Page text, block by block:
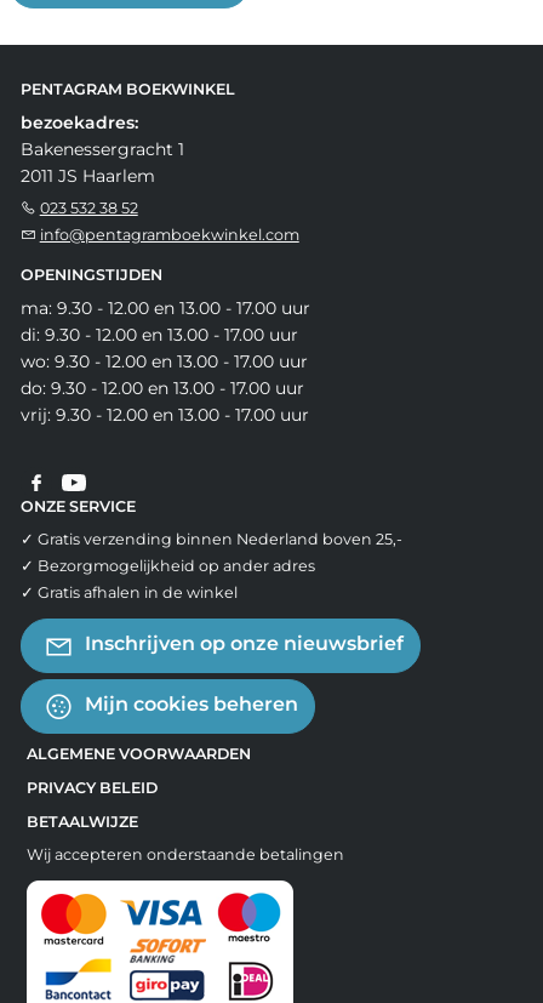
PENTAGRAM BOEKWINKEL
bezoekadres:
Bakenessergracht 1
2011 JS Haarlem
023 532 38 52
info@pentagramboekwinkel.com
OPENINGSTIJDEN
ma: 9.30 - 12.00 en 13.00 - 17.00 uur
di: 9.30 - 12.00 en 13.00 - 17.00 uur
wo: 9.30 - 12.00 en 13.00 - 17.00 uur
do: 9.30 - 12.00 en 13.00 - 17.00 uur
vrij: 9.30 - 12.00 en 13.00 - 17.00 uur
ONZE SERVICE
✓ Gratis verzending binnen Nederland boven 25,-
✓ Bezorgmogelijkheid op ander adres
✓ Gratis afhalen in de winkel
Inschrijven op onze nieuwsbrief
Mijn cookies beheren
ALGEMENE VOORWAARDEN
PRIVACY BELEID
BETAALWIJZE
Wij accepteren onderstaande betalingen